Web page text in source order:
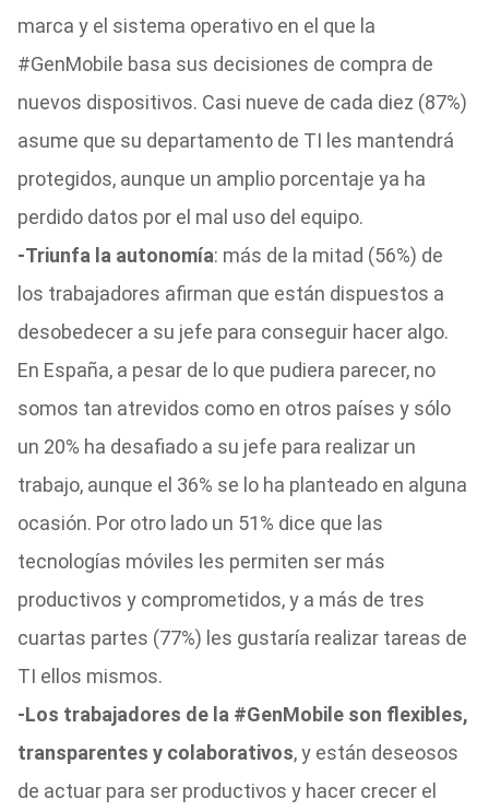
marca y el sistema operativo en el que la
#GenMobile basa sus decisiones de compra de
nuevos dispositivos. Casi nueve de cada diez (87%)
asume que su departamento de TI les mantendrá
protegidos, aunque un amplio porcentaje ya ha
perdido datos por el mal uso del equipo.
-Triunfa la autonomía: más de la mitad (56%) de
los trabajadores afirman que están dispuestos a
desobedecer a su jefe para conseguir hacer algo.
En España, a pesar de lo que pudiera parecer, no
somos tan atrevidos como en otros países y sólo
un 20% ha desafiado a su jefe para realizar un
trabajo, aunque el 36% se lo ha planteado en alguna
ocasión. Por otro lado un 51% dice que las
tecnologías móviles les permiten ser más
productivos y comprometidos, y a más de tres
cuartas partes (77%) les gustaría realizar tareas de
TI ellos mismos.
-Los trabajadores de la #GenMobile son flexibles,
transparentes y colaborativos, y están deseosos
de actuar para ser productivos y hacer crecer el